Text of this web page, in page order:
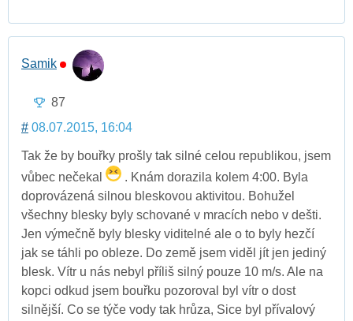
Samik
87
# 08.07.2015, 16:04
Tak že by bouřky prošly tak silné celou republikou, jsem
vůbec nečekal
. Knám dorazila kolem 4:00. Byla
doprovázená silnou bleskovou aktivitou. Bohužel
všechny blesky byly schované v mracích nebo v dešti.
Jen výmečně byly blesky viditelné ale o to byly hezčí
jak se táhli po obleze. Do země jsem viděl jít jen jediný
blesk. Vítr u nás nebyl příliš silný pouze 10 m/s. Ale na
kopci odkud jsem bouřku pozoroval byl vítr o dost
silnější. Co se týče vody tak hrůza, Sice byl přívalový